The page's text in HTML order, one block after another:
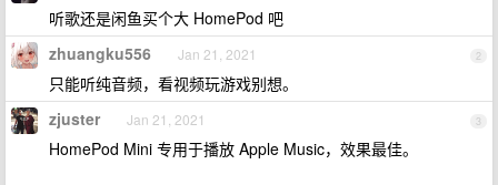
听歌还是闲鱼买个大 HomePod 吧
2
zhuangku556 Jan 21, 2021
只能听纯音频，看视频玩游戏别想。
3
zjuster Jan 21, 2021
HomePod Mini 专用于播放 Apple Music，效果最佳。